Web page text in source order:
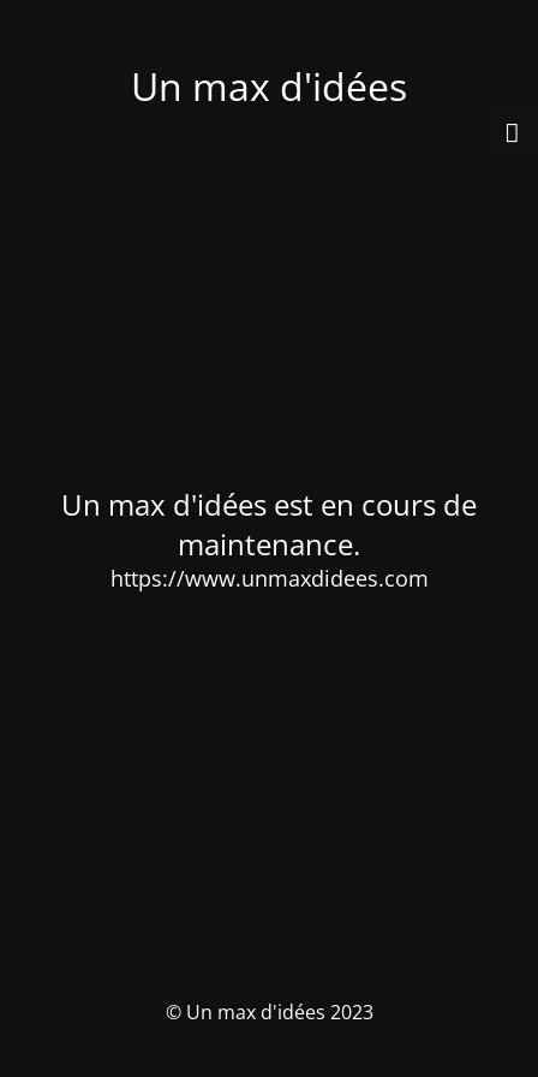
Un max d'idées
Un max d'idées est en cours de
maintenance.
https://www.unmaxdidees.com
© Un max d'idées 2023